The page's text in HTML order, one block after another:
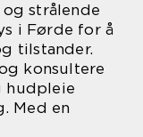
strålende
i Førde for å
tilstander.
konsultere
hudpleie
Med en